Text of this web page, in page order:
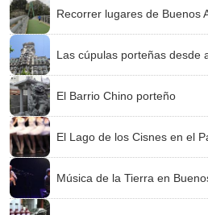
Recorrer lugares de Buenos
Las cúpulas porteñas desde
El Barrio Chino porteño
El Lago de los Cisnes en el
Música de la Tierra en